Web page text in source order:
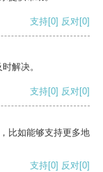
支持[0] 反对[0]
解决。
支持[0] 反对[0]
比如能够支持更多地
支持[0] 反对[0]